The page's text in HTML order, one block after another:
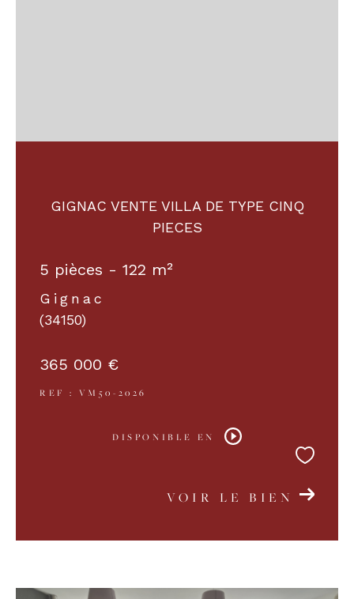
GIGNAC VENTE VILLA DE TYPE CINQ
PIECES
5 pièces - 122 m²
Gignac
(34150)
365 000 €
REF : VM50-2026
DISPONIBLE EN
VOIR LE BIEN